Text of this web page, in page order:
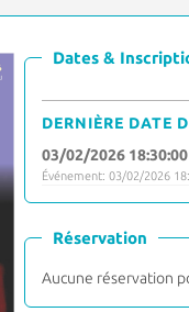
Dates &
DERNIÈRE DATE
03/02/2026 18:30:00
Événement: 03/02/2026
Réservation
Aucune réservation